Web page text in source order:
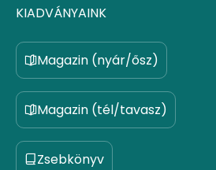
KIADVÁNYAINK
Magazin (nyár/ősz)
Magazin (tél/tavasz)
Zsebkönyv